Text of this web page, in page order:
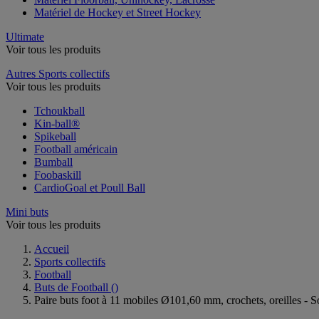
Matériel de Hockey et Street Hockey
Ultimate
Voir tous les produits
Autres Sports collectifs
Voir tous les produits
Tchoukball
Kin-ball®
Spikeball
Football américain
Bumball
Foobaskill
CardioGoal et Poull Ball
Mini buts
Voir tous les produits
Accueil
Sports collectifs
Football
Buts de Football ()
Paire buts foot à 11 mobiles Ø101,60 mm, crochets, oreilles -